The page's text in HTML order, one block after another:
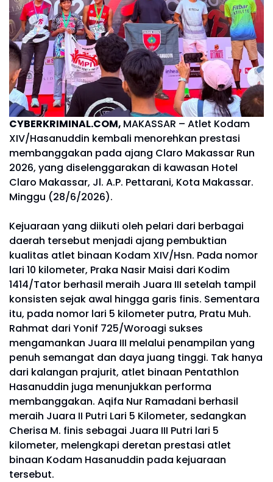
CYBERKRIMINAL.COM, MAKASSAR – Atlet Kodam
XIV/Hasanuddin kembali menorehkan prestasi
membanggakan pada ajang Claro Makassar Run
2026, yang diselenggarakan di kawasan Hotel
Claro Makassar, Jl. A.P. Pettarani, Kota Makassar.
Minggu (28/6/2026).
Kejuaraan yang diikuti oleh pelari dari berbagai
daerah tersebut menjadi ajang pembuktian
kualitas atlet binaan Kodam XIV/Hsn. Pada nomor
lari 10 kilometer, Praka Nasir Maisi dari Kodim
1414/Tator berhasil meraih Juara III setelah tampil
konsisten sejak awal hingga garis finis. Sementara
itu, pada nomor lari 5 kilometer putra, Pratu Muh.
Rahmat dari Yonif 725/Woroagi sukses
mengamankan Juara III melalui penampilan yang
penuh semangat dan daya juang tinggi. Tak hanya
dari kalangan prajurit, atlet binaan Pentathlon
Hasanuddin juga menunjukkan performa
membanggakan. Aqifa Nur Ramadani berhasil
meraih Juara II Putri Lari 5 Kilometer, sedangkan
Cherisa M. finis sebagai Juara III Putri lari 5
kilometer, melengkapi deretan prestasi atlet
binaan Kodam Hasanuddin pada kejuaraan
tersebut.